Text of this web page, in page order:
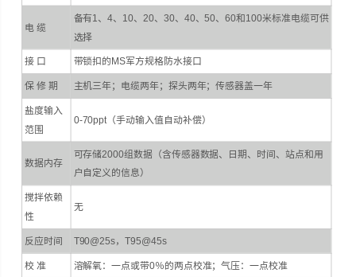
电 缆
备有1、4、10、20、30、40、50、60和100米标准电缆可供
选择
接 口 带锁扣的MS军方规格防水接口
保 修 期 主机三年；电缆两年；探头两年；传感器盖一年
盐度输入
范围
0-70ppt（手动输入值自动补偿）
数据内存
可存储2000组数据（含传感器数据、日期、时间、站点和用
户自定义的信息）
搅拌依赖
性
无
反应时间 T90@25s，T95@45s
校 准 溶解氧：一点或带0％的两点校准；气压：一点校准